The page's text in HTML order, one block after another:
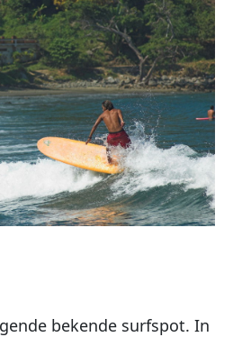
bekende surfspot. In